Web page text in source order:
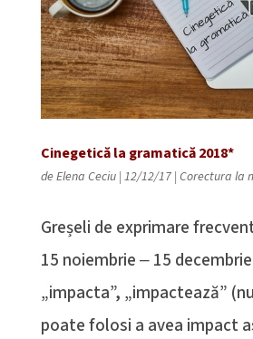
Cinegetică la gramatică 2018*
deElena Ceciu| 12/12/17| Corectura la
Greșeli de exprimare
15 noiembrie ‒ 15
„impacta”, „impactează”
poate folosi a avea impact